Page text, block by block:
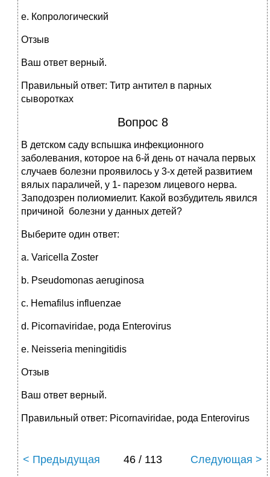
e. Копрологический
Отзыв
Ваш ответ верный.
Правильный ответ: Титр антител в парных
сыворотках
Вопрос 8
В детском саду вспышка инфекционного
заболевания, которое на 6-й день от начала первых
случаев болезни проявилось у 3-х детей развитием
вялых параличей, у 1- парезом лицевого нерва.
Заподозрен полиомиелит. Какой возбудитель явился
причиной болезни у данных детей?
Выберите один ответ:
a. Varicella Zoster
b. Pseudomonas aeruginosa
c. Hemafilus influenzae
d. Picornaviridae, рода Enterovirus
e. Neisseria meningitidis
Отзыв
Ваш ответ верный.
Правильный ответ: Picornaviridae, рода Enterovirus
< Предыдущая 46 / 113 Следующая >